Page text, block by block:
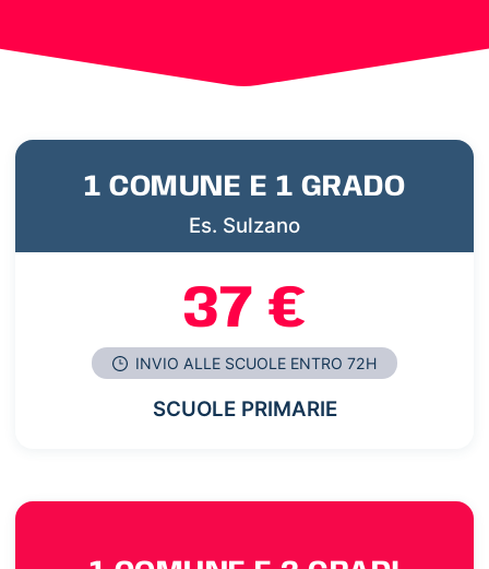
1 COMUNE E 1 GRADO
Es. Sulzano
37 €
INVIO ALLE SCUOLE ENTRO 72H
SCUOLE PRIMARIE